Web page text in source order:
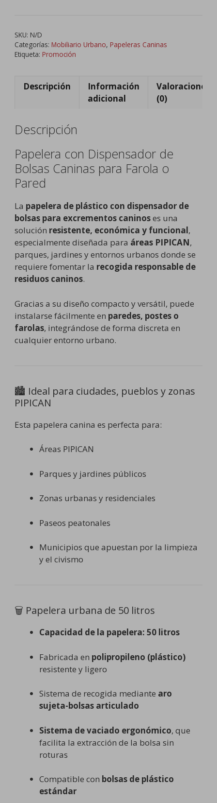
de
Bolsas
SKU: N/D
Categorías: Mobiliario Urbano, Papeleras Caninas
Etiqueta: Promoción
Descripción
Información
adicional
Valoraciones
(0)
Descripción
Papelera con Dispensador de
Bolsas Caninas para Farola o
Pared
La papelera de plástico con dispensador de
bolsas para excrementos caninoses una
solución resistente, económica y funcional,
especialmente diseñada para áreas PIPICAN,
parques, jardines y entornos urbanos donde se
requiere fomentar la recogida responsable de
residuos caninos.
Gracias a su diseño compacto y versátil, puede
instalarse fácilmente en paredes, postes o
farolas, integrándose de forma discreta en
cualquier entorno urbano.
🏙️ Ideal para ciudades, pueblos y zonas
PIPICAN
Esta papelera canina es perfecta para:
Áreas PIPICAN
Parques y jardines públicos
Zonas urbanas y residenciales
Paseos peatonales
Municipios que apuestan por la limpieza
y el civismo
🗑️ Papelera urbana de 50 litros
Capacidad de la papelera: 50 litros
Fabricada en polipropileno (plástico)
resistente y ligero
Sistema de recogida mediante aro
sujeta-bolsas articulado
Sistema de vaciado ergonómico, que
facilita la extracción de la bolsa sin
roturas
Compatible con bolsas de plástico
estándar